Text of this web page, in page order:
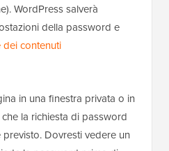
WordPress salverà
della password e
contenuti
in una finestra privata o in
la richiesta di password
Dovresti vedere un